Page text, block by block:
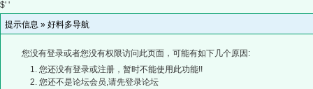
$' '
提示信息 » 好料多导航
您没有登录或者您没有权限访问此页面，可能有如下几个原因:
您还没有登录或注册，暂时不能使用此功能!!
您还不是论坛会员,请先登录论坛